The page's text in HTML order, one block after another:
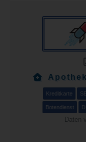
Kreditkarte
Botendienst
Daten